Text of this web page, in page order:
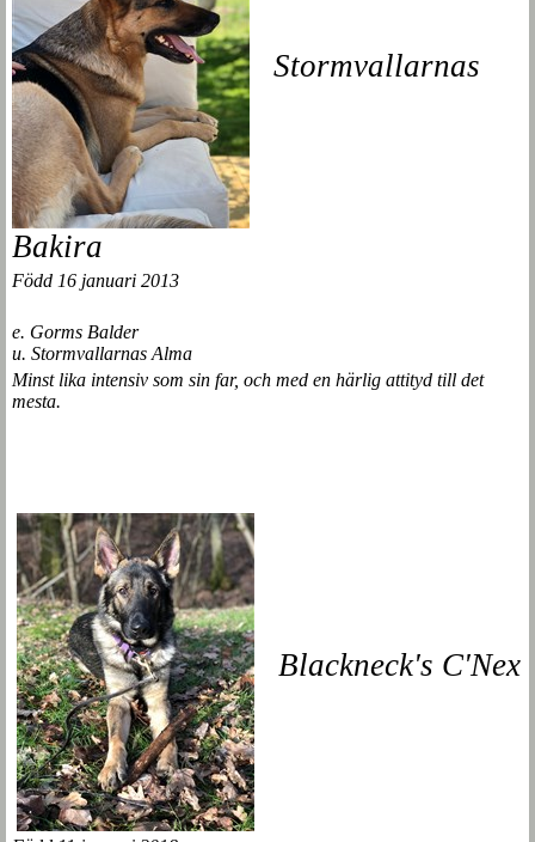
Stormvallarnas
Bakira
Född 16 januari 2013
e. Gorms Balder
u. Stormvallarnas Alma
Minst lika intensiv som sin far, och med en härlig attityd till det
mesta.
Blackneck's C'Nex